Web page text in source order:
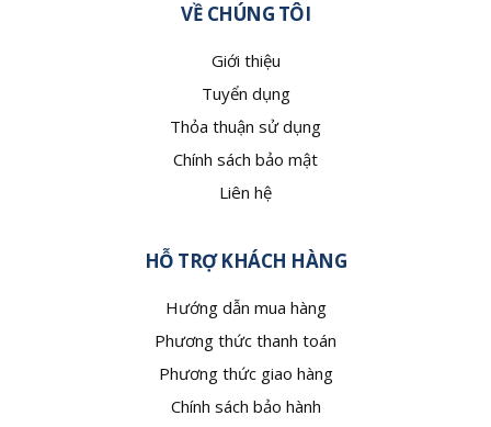
VỀ CHÚNG TÔI
Giới thiệu
Tuyển dụng
Thỏa thuận sử dụng
Chính sách bảo mật
Liên hệ
HỖ TRỢ KHÁCH HÀNG
Hướng dẫn mua hàng
Phương thức thanh toán
Phương thức giao hàng
Chính sách bảo hành